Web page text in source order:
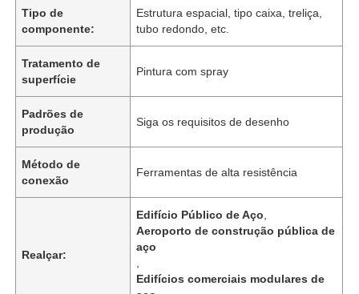
Casa
Tipo de
componente:
Estrutura espacial, tipo caixa, treliça,
tubo redondo, etc.
Tratamento de
superfície
Pintura com spray
Padrões de
produção
Siga os requisitos de desenho
Método de
conexão
Ferramentas de alta resistência
Realçar:
Edifício Público de Aço
Aeroporto de construção pública de
aço
Edifícios comerciais modulares de